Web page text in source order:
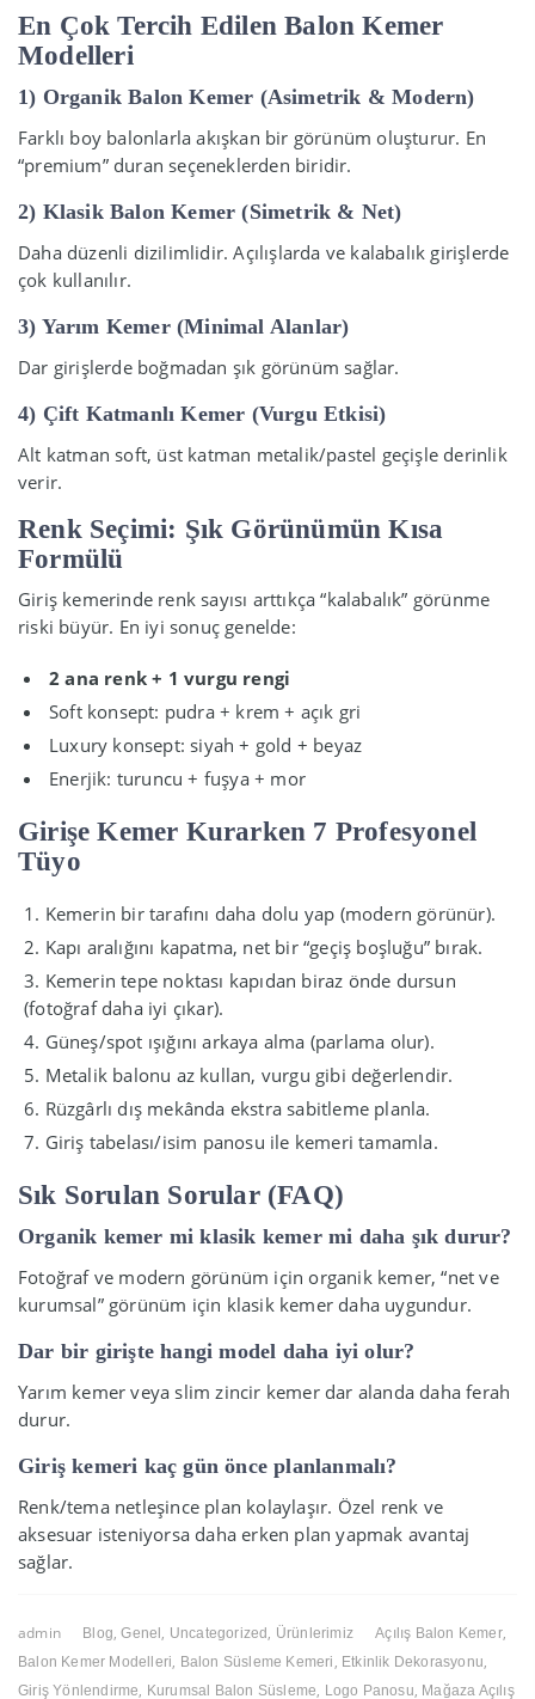
En Çok Tercih Edilen Balon Kemer
Modelleri
1) Organik Balon Kemer (Asimetrik & Modern)
Farklı boy balonlarla akışkan bir görünüm oluşturur. En
“premium” duran seçeneklerden biridir.
2) Klasik Balon Kemer (Simetrik & Net)
Daha düzenli dizilimlidir. Açılışlarda ve kalabalık girişlerde
çok kullanılır.
3) Yarım Kemer (Minimal Alanlar)
Dar girişlerde boğmadan şık görünüm sağlar.
4) Çift Katmanlı Kemer (Vurgu Etkisi)
Alt katman soft, üst katman metalik/pastel geçişle derinlik
verir.
Renk Seçimi: Şık Görünümün Kısa
Formülü
Giriş kemerinde renk sayısı arttıkça “kalabalık” görünme
riski büyür. En iyi sonuç genelde:
2 ana renk + 1 vurgu rengi
Soft konsept: pudra + krem + açık gri
Luxury konsept: siyah + gold + beyaz
Enerjik: turuncu + fuşya + mor
Girişe Kemer Kurarken 7 Profesyonel
Tüyo
Kemerin bir tarafını daha dolu yap (modern görünür).
Kapı aralığını kapatma, net bir “geçiş boşluğu” bırak.
Kemerin tepe noktası kapıdan biraz önde dursun
(fotoğraf daha iyi çıkar).
Güneş/spot ışığını arkaya alma (parlama olur).
Metalik balonu az kullan, vurgu gibi değerlendir.
Rüzgârlı dış mekânda ekstra sabitleme planla.
Giriş tabelası/isim panosu ile kemeri tamamla.
Sık Sorulan Sorular (FAQ)
Organik kemer mi klasik kemer mi daha şık durur?
Fotoğraf ve modern görünüm için organik kemer, “net ve
kurumsal” görünüm için klasik kemer daha uygundur.
Dar bir girişte hangi model daha iyi olur?
Yarım kemer veya slim zincir kemer dar alanda daha ferah
durur.
Giriş kemeri kaç gün önce planlanmalı?
Renk/tema netleşince plan kolaylaşır. Özel renk ve
aksesuar isteniyorsa daha erken plan yapmak avantaj
sağlar.
admin Blog,Genel, Uncategorized, Ürünlerimiz Açılış Balon Kemer,
Balon Kemer Modelleri, Balon Süsleme Kemeri , Etkinlik Dekorasyonu,
Giriş Yönlendirme, Kurumsal Balon Süsleme, Logo Panosu, Mağaza Açılış